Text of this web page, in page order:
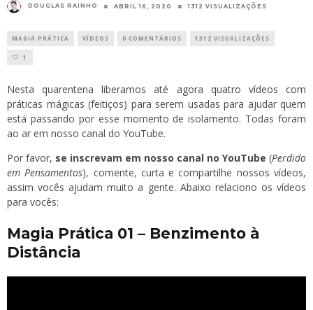
DOUGLAS RAINHO ABRIL 16, 2020 1312 VISUALIZAÇÕES
MAGIA PRÁTICA VÍDEOS 0 COMENTÁRIOS 1312 VISUALIZAÇÕES
1
Nesta quarentenaliberamos até agora quatro vídeos com
práticas mágicas (feitiços) para serem usadas para ajudar quem
está passando por esse momento de isolamento. Todas foram
ao ar em nosso canal do YouTube.
Por favor, se inscrevam em nosso canal no YouTube (Perdido
em Pensamentos), comente, curta e compartilhe nossos vídeos,
assim vocês ajudam muito a gente. Abaixo relaciono os vídeos
para vocês:
Magia Prática 01 – Benzimento à
Distância